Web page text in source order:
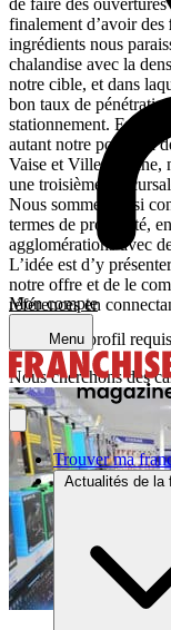
Mon compte
Menu
Trouver ma
Actualités de la
finalement d’avoir des
ingrédients nous
chalandise avec la
notre cible, et dans
bon taux de
stationnement. Enfin
autant notre potentiel
Vaise et Villeurbanne,
une troisième
Nous sommes ainsi
termes de proximité,
agglomérations avec
L’idée est d’y
notre offre et de le
références en
Quel est le profil
Nous cherchons des